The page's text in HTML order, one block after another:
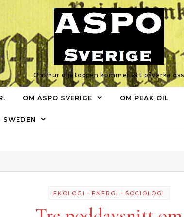
Om hur oljetoppen kommer att påverka oss
OM ASPO SVERIGE OM PEAK OIL
EKOLOGI - ENERGI - SOCIOLOGI